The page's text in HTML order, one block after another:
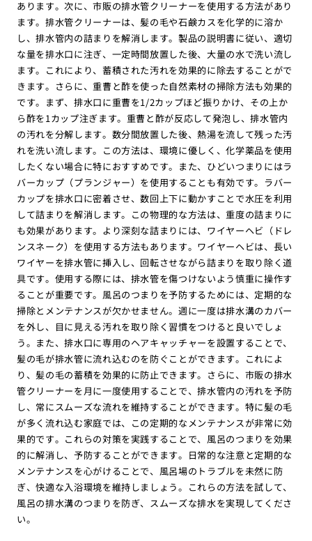
あります。次に、市販の排水管クリーナーを使用する方法があり
ます。排水管クリーナーは、髪の毛や石鹸カスを化学的に溶か
し、排水管内の詰まりを解消します。製品の説明書に従い、適切
な量を排水口に注ぎ、一定時間放置した後、大量の水で洗い流し
ます。これにより、蓄積された汚れを効果的に除去することがで
きます。さらに、重曹と酢を使った自然素材の掃除方法も効果的
です。まず、排水口に重曹を1/2カップほど振りかけ、その上か
ら酢を1カップ注ぎます。重曹と酢が反応して発泡し、排水管内
の汚れを分解します。数分間放置した後、熱湯を流して残った汚
れを洗い流します。この方法は、環境に優しく、化学薬品を使用
したくない場合に特におすすめです。また、ひどいつまりにはラ
バーカップ（プランジャー）を使用することも有効です。ラバー
カップを排水口に密着させ、数回上下に動かすことで水圧を利用
して詰まりを解消します。この物理的な方法は、重度の詰まりに
も効果があります。より深刻な詰まりには、ワイヤーヘビ（ドレ
ンスネーク）を使用する方法もあります。ワイヤーヘビは、長い
ワイヤーを排水管に挿入し、回転させながら詰まりを取り除く道
具です。使用する際には、排水管を傷つけないよう慎重に操作す
ることが重要です。風呂のつまりを予防するためには、定期的な
掃除とメンテナンスが欠かせません。週に一度は排水溝のカバー
を外し、目に見える汚れを取り除く習慣をつけると良いでしょ
う。また、排水口に専用のヘアキャッチャーを設置することで、
髪の毛が排水管に流れ込むのを防ぐことができます。これによ
り、髪の毛の蓄積を効果的に防止できます。さらに、市販の排水
管クリーナーを月に一度使用することで、排水管内の汚れを予防
し、常にスムーズな流れを維持することができます。特に髪の毛
が多く流れ込む家庭では、この定期的なメンテナンスが非常に効
果的です。これらの対策を実践することで、風呂のつまりを効果
的に解消し、予防することができます。日常的な注意と定期的な
メンテナンスを心がけることで、風呂場のトラブルを未然に防
ぎ、快適な入浴環境を維持しましょう。これらの方法を試して、
風呂の排水溝のつまりを防ぎ、スムーズな排水を実現してくださ
い。